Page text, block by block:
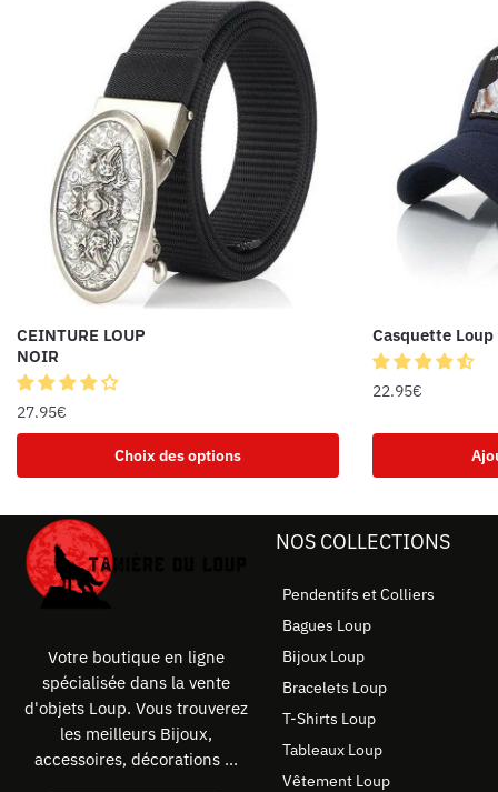
CEINTURE LOUP
NOIR
27.95€
Choix des options
Casquette
22.95€
Votre boutique en ligne
spécialisée dans la vente
d'objets Loup. Vous trouverez
les meilleurs Bijoux,
accessoires, décorations ...
NOS COLLECTIONS
Pendentifs et Colliers
Bagues Loup
Bijoux Loup
Bracelets Loup
T-Shirts Loup
Tableaux Loup
Vêtement Loup